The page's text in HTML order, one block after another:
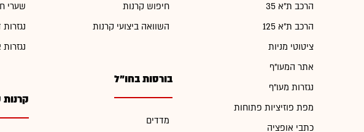
הרכב ת"א 35
הרכב ת"א 125
ציטוטי מניות
אתר המעו"ף
נגזרות מעו"ף
מפת פוזיציות פתוחות
כתבי אופציה
חיפוש קרנות
השוואה ביצועי קרנות
בורסות בחו"ל
מדדים
שערי
נגזרות
נגזרות